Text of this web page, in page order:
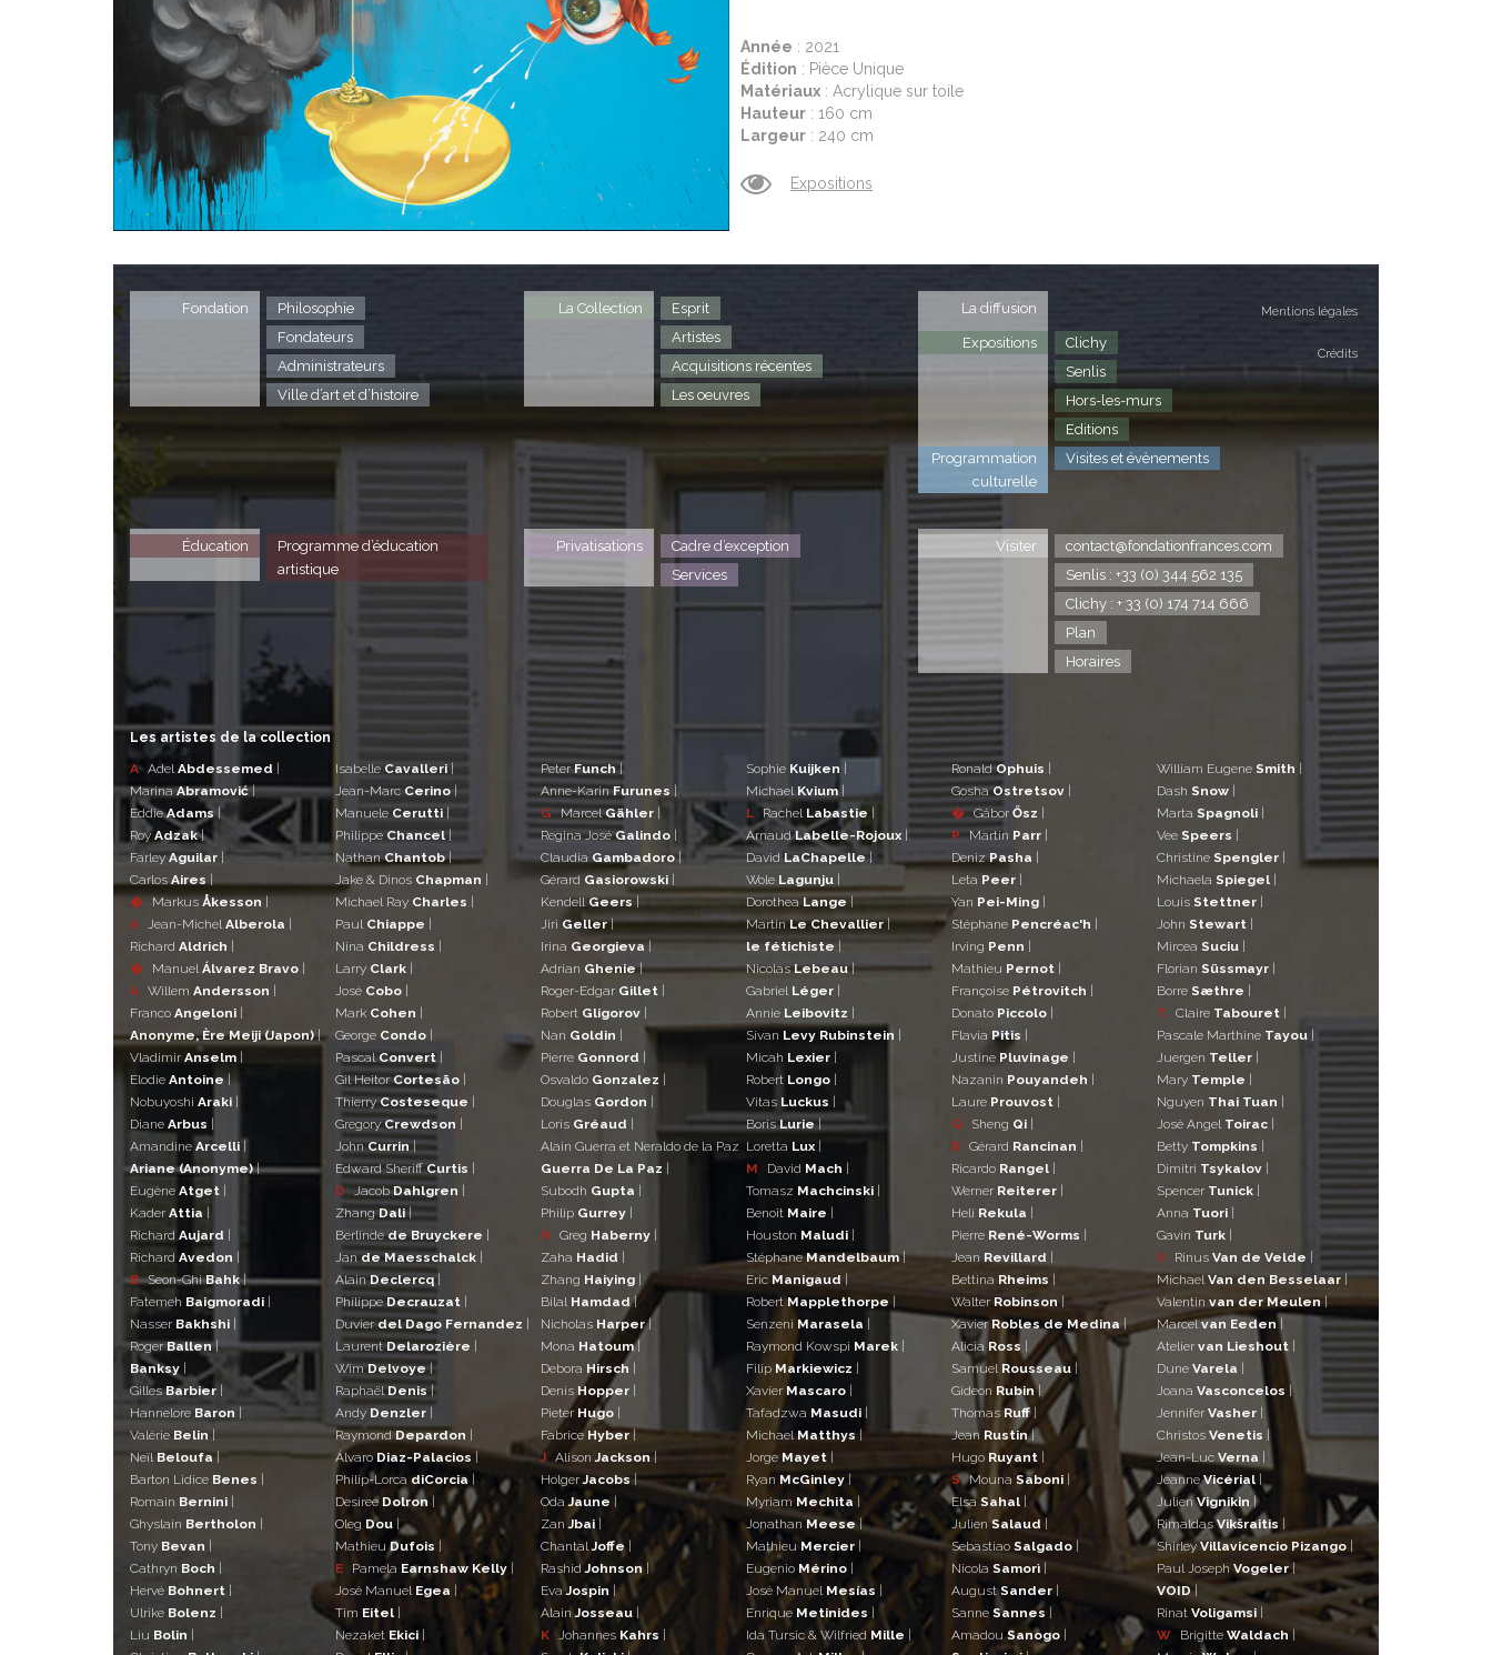
Année : 2021
Édition : Pièce Unique
Matériaux : Acrylique sur toile
Hauteur : 160 cm
Largeur : 240 cm
Expositions
Mentions légales
Crédits
Fondation
Philosophie
Fondateurs
Administrateurs
Ville d’art et d’histoire
La Collection
Esprit
Artistes
Acquisitions récentes
Les oeuvres
La diffusion
Expositions
Clichy
Senlis
Hors-les-murs
Editions
Programmation
culturelle
Visites et évènements
Éducation
Programme d’éducation
artistique
Privatisations
Cadre d’exception
Services
Visiter
contact@fondationfrances.com
Senlis : +33 (0) 344 562 135
Clichy : + 33 (0) 174 714 666
Plan
Horaires
Les artistes de la collection
A Adel Abdessemed |
MarinaAbramović|
EddieAdams |
RoyAdzak|
FarleyAguilar |
Carlos Aires |
�
Markus Åkesson |
A
Jean-Michel Alberola |
Richard Aldrich |
�
Manuel Álvarez Bravo |
A Willem Andersson |
Franco Angeloni |
Anonyme, Ère Meiji (Japon)|
Vladimir Anselm |
Elodie Antoine|
Nobuyoshi Araki |
Diane Arbus |
Amandine Arcelli |
Ariane (Anonyme)|
Eugène Atget |
Kader Attia |
Richard Aujard |
Richard Avedon |
B Seon-GhiBahk|
Fatemeh Baigmoradi |
Nasser Bakhshi |
RogerBallen|
Banksy |
GillesBarbier |
Hannelore Baron |
Valérie Belin|
Neïl Beloufa|
Barton Lidice Benes |
Romain Bernini |
Ghyslain Bertholon |
Tony Bevan |
Cathryn Boch |
Hervé Bohnert |
Ulrike Bolenz |
Liu Bolin |
Isabelle Cavalleri |
Jean-Marc Cerino |
Manuele Cerutti |
Philippe Chancel |
NathanChantob|
Jake & Dinos Chapman |
Michael Ray Charles |
Paul Chiappe |
Nina Childress |
Larry Clark |
José Cobo |
Mark Cohen |
George Condo |
PascalConvert |
Gil HeitorCortesão |
ThierryCosteseque |
GregoryCrewdson |
JohnCurrin|
Edward SheriffCurtis |
D JacobDahlgren |
ZhangDali|
Berlindede Bruyckere |
Jande Maesschalck |
AlainDeclercq|
PhilippeDecrauzat |
Duvierdel Dago Fernandez |
LaurentDelarozière |
WimDelvoye|
RaphaëlDenis|
Andy Denzler |
RaymondDepardon |
Álvaro Diaz-Palacios |
Philip-LorcadiCorcia |
Desiree Dolron |
Oleg Dou |
MathieuDufois |
E
Pamela Earnshaw Kelly |
José Manuel Egea |
Tim Eitel |
Nezaket Ekici |
PeterFunch|
Anne-KarinFurunes |
G MarcelGähler |
Regina JoséGalindo |
Claudia Gambadoro|
Gérard Gasiorowski |
KendellGeers |
Jiri Geller|
Irina Georgieva|
Adrian Ghenie|
Roger-Edgar Gillet |
Robert Gligorov |
Nan Goldin |
Pierre Gonnord |
Osvaldo Gonzalez |
Douglas Gordon |
Loris Gréaud |
Alain Guerra et Neraldo de la Paz
Guerra De La Paz |
Subodh Gupta |
Philip Gurrey |
H
Greg Haberny |
Zaha Hadid |
Zhang Haiying |
Bilal Hamdad|
Nicholas Harper|
Mona Hatoum|
Debora Hirsch |
Denis Hopper |
Pieter Hugo |
Fabrice Hyber|
J Alison Jackson|
Holger Jacobs|
OdaJaune |
Zan Jbai|
Chantal Joffe |
RashidJohnson|
EvaJospin |
AlainJosseau |
K
Johannes Kahrs |
Sophie Kuijken |
Michael Kvium|
L Rachel Labastie |
ArnaudLabelle-Rojoux |
DavidLaChapelle|
Wole Lagunju |
DorotheaLange|
MartinLe Chevallier|
le fétichiste |
NicolasLebeau|
Gabriel Léger |
Annie Leibovitz |
Sivan Levy Rubinstein |
Micah Lexier |
Robert Longo |
Vitas Luckus |
BorisLurie|
Loretta Lux |
M
David Mach |
Tomasz Machcinski |
Benoît Maire |
Houston Maludi |
StéphaneMandelbaum|
Eric Manigaud |
RobertMapplethorpe |
Senzeni Marasela |
Raymond Kowspi Marek |
Filip Markiewicz |
Xavier Mascaro |
Tafadzwa Masudi |
MichaelMatthys|
Jorge Mayet |
Ryan McGinley |
Myriam Mechita |
JonathanMeese|
Mathieu Mercier |
Eugenio Mérino |
José Manuel Mesías |
Enrique Metinides |
Ida Tursic & WilfriedMille |
RonaldOphuis |
GoshaOstretsov |
� Gábor Ősz |
P Martin Parr |
DenizPasha |
Leta Peer |
Yan Pei-Ming |
Stéphane Pencréac'h |
Irving Penn |
Mathieu Pernot |
Françoise Pétrovitch |
Donato Piccolo |
Flavia Pitis |
Justine Pluvinage |
Nazanin Pouyandeh |
Laure Prouvost |
Q
Sheng Qi |
R Gérard Rancinan |
Ricardo Rangel |
Werner Reiterer |
Heli Rekula |
Pierre René-Worms |
Jean Revillard |
Bettina Rheims |
Walter Robinson|
Xavier Robles de Medina |
Alicia Ross |
Samuel Rousseau |
Gideon Rubin|
ThomasRuff|
Jean Rustin|
Hugo Ruyant |
S Mouna Saboni |
Elsa Sahal |
JulienSalaud |
Sebastiao Salgado |
Nicola Samorì |
AugustSander |
Sanne Sannes |
Amadou Sanogo |
William Eugene Smith |
Dash Snow |
Marta Spagnoli |
Vee Speers |
Christine Spengler |
Michaela Spiegel |
Louis Stettner |
John Stewart |
Mircea Suciu |
Florian Süssmayr |
Borre Sæthre |
T
Claire Tabouret |
Pascale Marthine Tayou |
Juergen Teller |
Mary Temple |
Nguyen Thai Tuan |
José Angel Toirac |
Betty Tompkins |
Dimitri Tsykalov |
Spencer Tunick |
Anna Tuori |
Gavin Turk |
V
Rinus Van de Velde |
Michael Van den Besselaar|
Valentin van der Meulen|
Marcelvan Eeden|
Atelier van Lieshout |
Dune Varela |
Joana Vasconcelos |
Jennifer Vasher |
Christos Venetis |
Jean-Luc Verna |
JeanneVicérial |
JulienVignikin |
RimaldasVikšraitis |
ShirleyVillavicencio Pizango |
Paul Joseph Vogeler |
VOID|
Rinat Voligamsi |
W
Brigitte Waldach|